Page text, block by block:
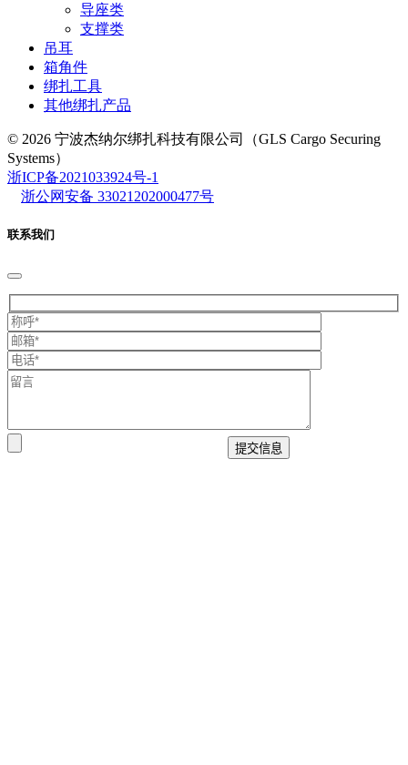
导座类
支撑类
吊耳
箱角件
绑扎工具
其他绑扎产品
© 2026 宁波杰纳尔绑扎科技有限公司（GLS Cargo Securing
Systems）
浙ICP备2021033924号-1
浙公网安备 33021202000477号
联系我们